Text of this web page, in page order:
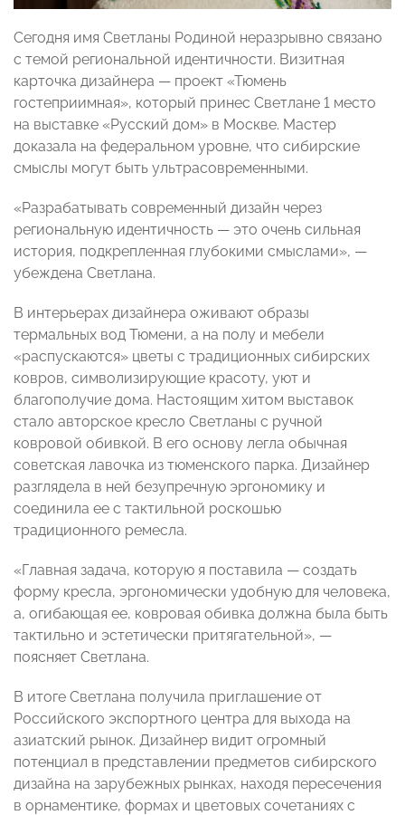
Сегодня имя Светланы Родиной неразрывно связано
с темой региональной идентичности. Визитная
карточка дизайнера — проект «Тюмень
гостеприимная», который принес Светлане 1 место
на выставке «Русский дом» в Москве. Мастер
доказала на федеральном уровне, что сибирские
смыслы могут быть ультрасовременными.
«Разрабатывать современный дизайн через
региональную идентичность — это очень сильная
история, подкрепленная глубокими смыслами», —
убеждена Светлана.
В интерьерах дизайнера оживают образы
термальных вод Тюмени, а на полу и мебели
«распускаются» цветы с традиционных сибирских
ковров, символизирующие красоту, уют и
благополучие дома. Настоящим хитом выставок
стало авторское кресло Светланы с ручной
ковровой обивкой. В его основу легла обычная
советская лавочка из тюменского парка. Дизайнер
разглядела в ней безупречную эргономику и
соединила ее с тактильной роскошью
традиционного ремесла.
«Главная задача, которую я поставила — создать
форму кресла, эргономически удобную для человека,
а, огибающая ее, ковровая обивка должна была быть
тактильно и эстетически притягательной», —
поясняет Светлана.
В итоге Светлана получила приглашение от
Российского экспортного центра для выхода на
азиатский рынок. Дизайнер видит огромный
потенциал в представлении предметов сибирского
дизайна на зарубежных рынках, находя пересечения
в орнаментике, формах и цветовых сочетаниях с